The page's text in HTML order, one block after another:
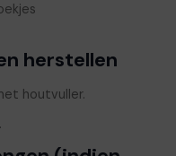
herstellen
houtvuller.